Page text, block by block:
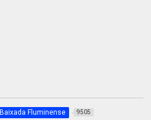
Baixada Fluminense 9505